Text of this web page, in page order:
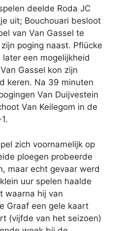
deelde Roda JC
uit; Bouchouari besloot
van Van Gassel te
poging naast. Pflücke
een mogelijkheid
Gassel kon zijn
keren. Na 39 minuten
Van Duijvestein
Van Keilegom in de
zich voornamelijk op
ploegen probeerde
maar echt gevaar werd
uur spelen haalde
waarna hij van
Graaf een gele kaart
(vijfde van het seizoen)